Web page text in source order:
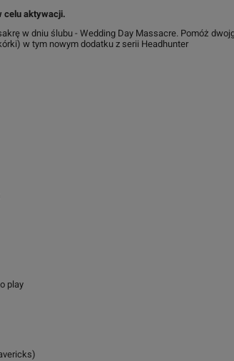
celu aktywacji.
w dniu ślubu - Wedding Day Massacre. Pomóż
w tym nowym dodatku z serii Headhunter
play